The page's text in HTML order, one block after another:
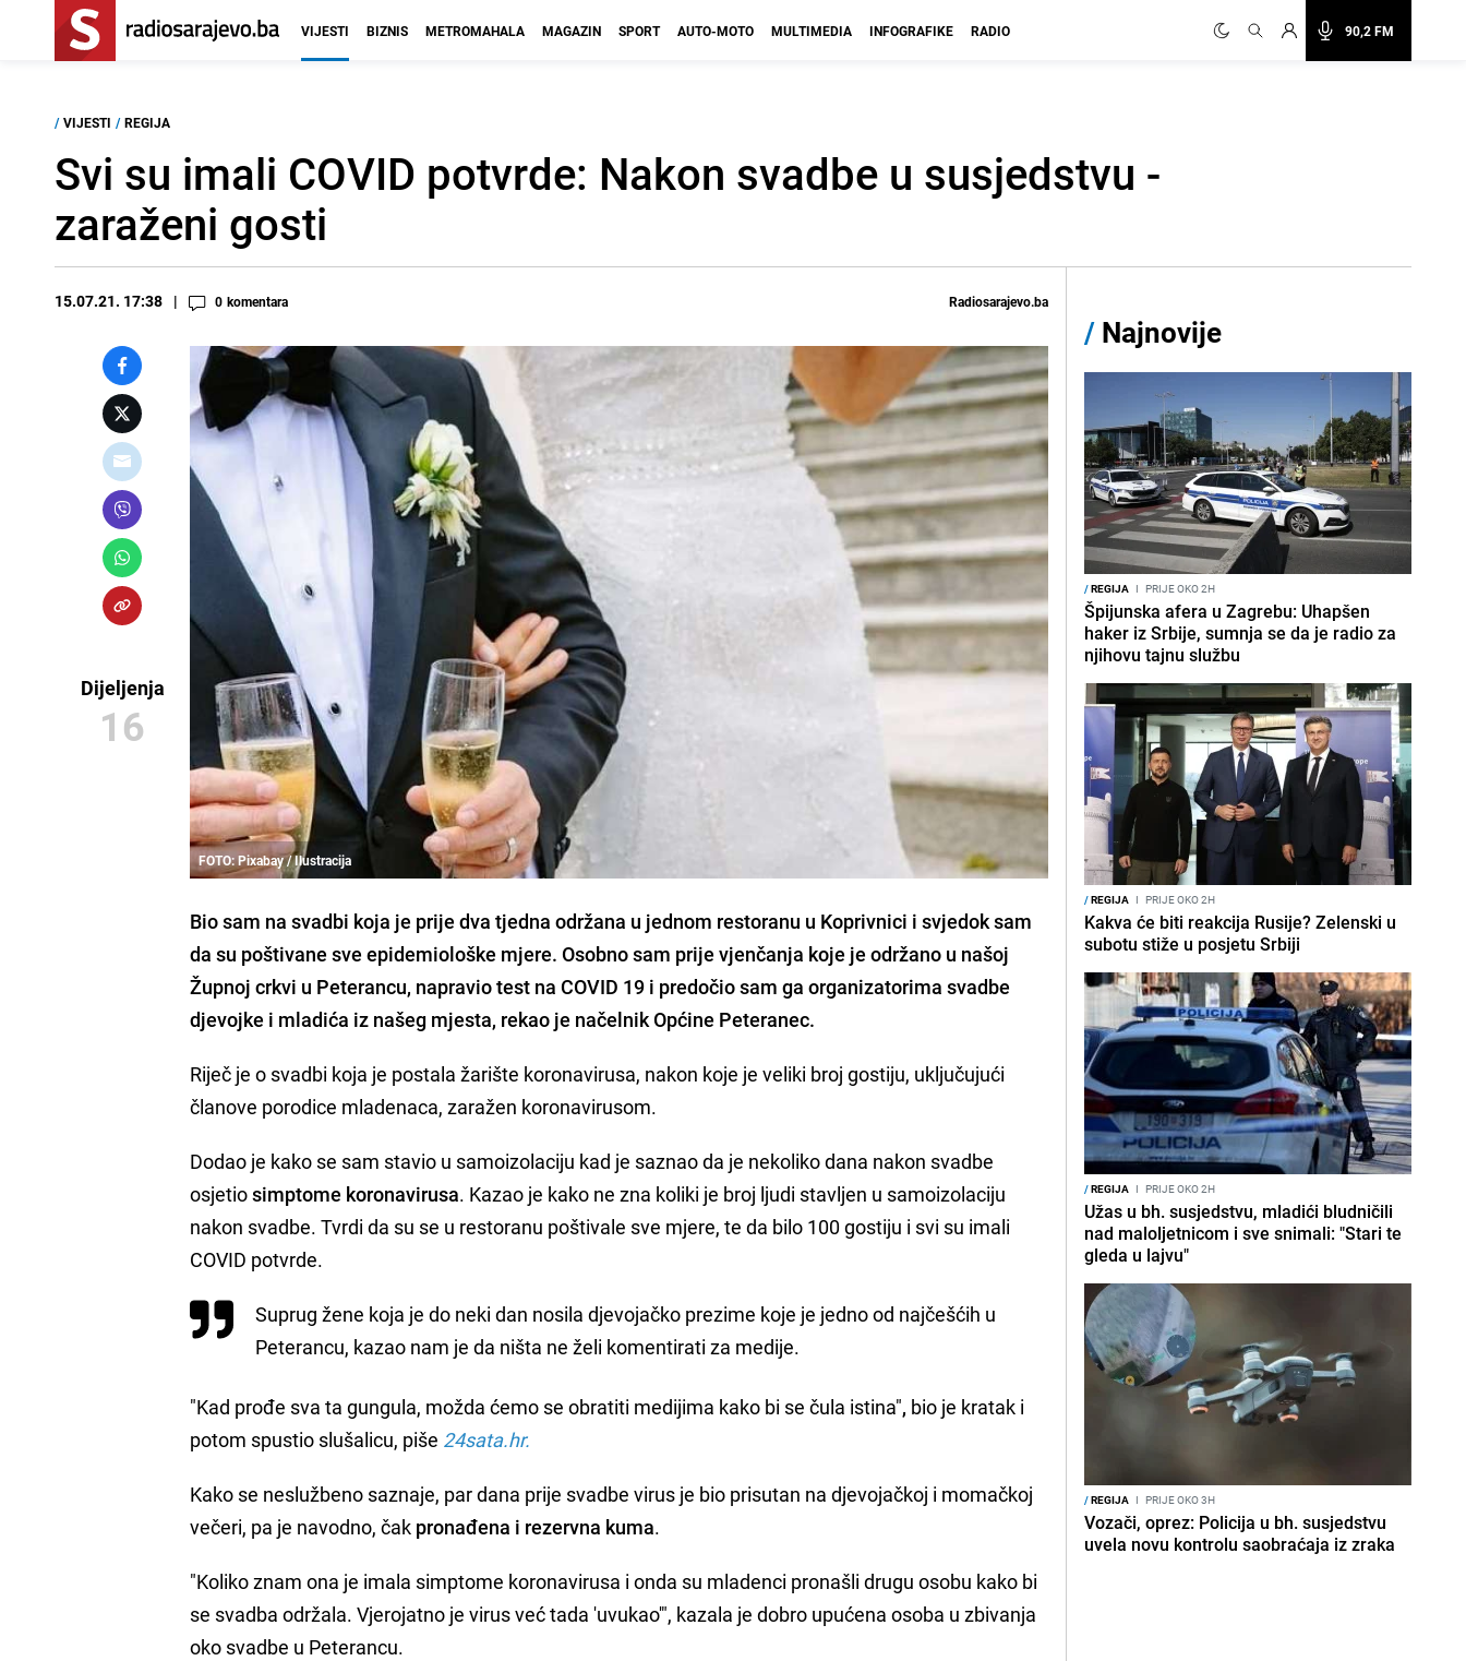
90,2 FM
VIJESTI BIZNIS METROMAHALA MAGAZIN SPORT AUTO-MOTO MULTIMEDIA INFOGRAFIKE RADIO
/ VIJESTI / REGIJA
Svi su imali COVID potvrde: Nakon svadbe u susjedstvu -
zaraženi gosti
15.07.21. 17:38 0 komentara Radiosarajevo.ba
Dijeljenja
16
FOTO: Pixabay / Ilustracija
Bio sam na svadbi koja je prije dva tjedna održana u jednom restoranu u Koprivnici i svjedok sam
da su poštivane sve epidemiološke mjere. Osobno sam prije vjenčanja koje je održano u našoj
Župnoj crkvi u Peterancu, napravio test na COVID 19 i predočio sam ga organizatorima svadbe
djevojke i mladića iz našeg mjesta, rekao je načelnik Općine Peteranec.
Riječ je o svadbi koja je postala žarište koronavirusa, nakon koje je veliki broj gostiju, uključujući
članove porodice mladenaca, zaražen koronavirusom.
Dodao je kako se sam stavio u samoizolaciju kad je saznao da je nekoliko dana nakon svadbe
osjetiosimptome koronavirusa. Kazao je kako ne zna koliki je broj ljudi stavljen u samoizolaciju
nakon svadbe. Tvrdi da su se u restoranu poštivale sve mjere, te da bilo 100 gostiju i svi su imali
COVID potvrde.
Suprug žene koja je do neki dan nosila djevojačko prezime koje je jedno od najčešćih u
Peterancu, kazao nam je da ništa ne želi komentirati za medije.
"Kad prođe sva ta gungula, možda ćemo se obratiti medijima kako bi se čula istina", bio je kratak i
potom spustio slušalicu, piše 24sata.hr.
Kako se neslužbeno saznaje, par dana prije svadbe virus je bio prisutan na djevojačkoj i momačkoj
večeri, pa je navodno, čak pronađena i rezervna kuma.
"Koliko znam ona je imala simptome koronavirusa i onda su mladenci pronašli drugu osobu kako bi
se svadba održala. Vjerojatno je virus već tada 'uvukao'", kazala je dobro upućena osoba u zbivanja
oko svadbe u Peterancu.
/ Najnovije
/REGIJA I PRIJE OKO 2H
Špijunska afera u Zagrebu: Uhapšen
haker iz Srbije, sumnja se da je radio za
njihovu tajnu službu
/REGIJA I PRIJE OKO 2H
Kakva će biti reakcija Rusije? Zelenski u
subotu stiže u posjetu Srbiji
/REGIJA I PRIJE OKO 2H
Užas u bh. susjedstvu, mladići bludničili
nad maloljetnicom i sve snimali: "Stari te
gleda u lajvu"
/REGIJA I PRIJE OKO 3H
Vozači, oprez: Policija u bh. susjedstvu
uvela novu kontrolu saobraćaja iz zraka